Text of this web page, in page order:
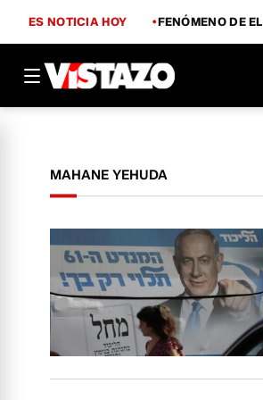
ES NOTICIA HOY FENÓMENO DE
MAHANE YEHUDA